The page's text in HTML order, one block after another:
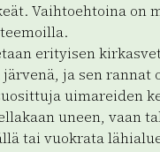
Vaihtoehtoina on
erityisen
ja sen rannat
uimareiden
uneen, vaan
tai vuokrata